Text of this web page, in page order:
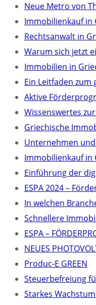
Neue Metro von
Immobilienkauf in
Rechtsanwalt in
Warum sich jetzt
Immobilien in
Ein Leitfaden
Aktive
Wissenswertes
Griechische
Unternehmen
Immobilienkauf in
Einführung der
ESPA 2024 –
In welchen
Schnellere
ΕSPA –
NEUES
Produc-E GREEN
Steuerbefreiung
Starkes